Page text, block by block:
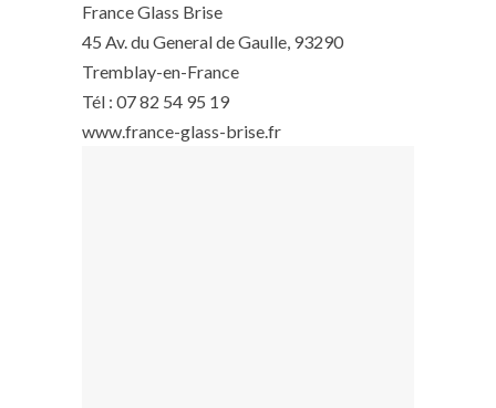
France Glass Brise
45 Av. du General de Gaulle, 93290
Tremblay-en-France
Tél : 07 82 54 95 19
www.france-glass-brise.fr